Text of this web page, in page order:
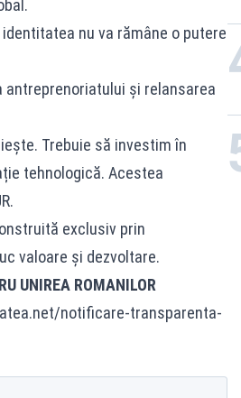
nu va rămâne o putere
antreprenoriatului și relansarea
Trebuie să investim în
tehnologică. Acestea
exclusiv prin
valoare și dezvoltare.
UNIREA ROMANILOR
notificare-transparenta-